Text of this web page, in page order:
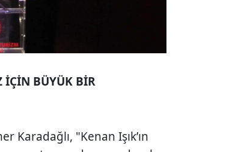
İÇİN BÜYÜK BİR
Karadağlı, "Kenan Işık’ın